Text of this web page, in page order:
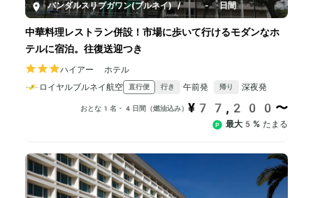
バンダルスリブガワン(ブルネイ) / 4-8日間
中華料理レストラン併設！市場に歩いて行けるモダンなホ
テルに宿泊。往復送迎つき
ハイアー ホテル
ロイヤルブルネイ航空
直行便 行き 午前発 帰り 深夜発
おとな1名・4日間（燃油込み） ¥77,200〜
最大5% たまる